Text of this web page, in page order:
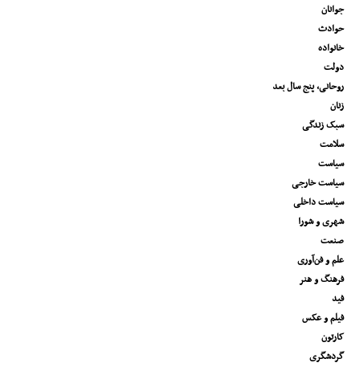
جوانان
حوادث
خانواده
دولت
روحانی، پنج سال بعد
زنان
سبک زندگی
سلامت
سیاست
سیاست خارجی
سیاست داخلی
شهری و شورا
صنعت
علم و فن‌آوری
فرهنگ و هنر
فید
فیلم و عکس
کارتون
گردشگری